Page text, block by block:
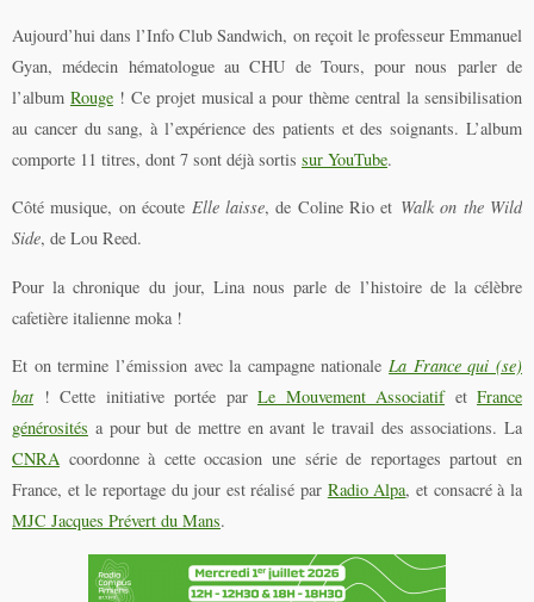
Aujourd’hui dans l’Info Club Sandwich, on reçoit le professeur Emmanuel
Gyan, médecin hématologue au CHU de Tours, pour nous parler de
l’album Rouge! Ce projet musical a pour thème central la sensibilisation
au cancer du sang, à l’expérience des patients et des soignants. L’album
comporte 11 titres, dont 7 sont déjà sortis sur YouTube.
Côté musique, on écoute Elle laisse, de Coline Rio et Walk on the Wild
Side, de Lou Reed.
Pour la chronique du jour, Lina nous parle de l’histoire de la célèbre
cafetière italienne moka !
Et on termine l’émission avec la campagne nationaleLa France qui (se)
bat! Cette initiative portée par Le Mouvement Associatifet France
générosités a pour but de mettre en avant le travail des associations. La
CNRA coordonne à cette occasion une série de reportages partout en
France, et le reportage du jour est réalisé par Radio Alpa, et consacré à la
MJC Jacques Prévert du Mans.